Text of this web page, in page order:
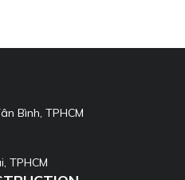
Bình, TPHCM
TPHCM